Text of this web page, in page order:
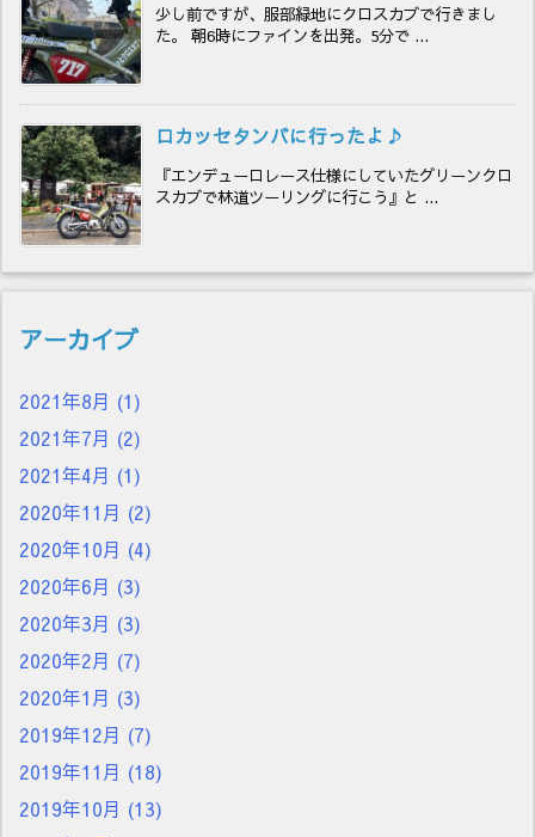
少し前ですが、服部緑地にクロスカブで行きまし
た。 朝6時にファインを出発。5分で ...
ロカッセタンバに行ったよ♪
『エンデューロレース仕様にしていたグリーンクロ
スカブで林道ツーリングに行こう』と ...
アーカイブ
2021年8月 (1)
2021年7月 (2)
2021年4月 (1)
2020年11月 (2)
2020年10月 (4)
2020年6月 (3)
2020年3月 (3)
2020年2月 (7)
2020年1月 (3)
2019年12月 (7)
2019年11月 (18)
2019年10月 (13)